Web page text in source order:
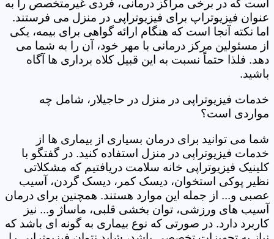
است که در برخی مراکز درمانی، فردی غیرمتخصص را به
عنوان فیزیوتراپ برای فیزیوتراپی در منزل می فرستند.
اما نکته آنجا است که هنگام ارائه گواهی برای بیمه، یکی
از مسئولین مرکز درمانی با مهر خود، آن را به شما می
دهد. فلذا حتماً نسبت به این قبیل کلاه برداری ها آگاه
باشید.
خدمات فیزیوتراپی در منزل در حاجیلار، شامل چه
مواردی است؟
شما می توانید برای درمان بسیاری از بیماری ها از
خدمات فیزیوتراپی در منزل استفاده کنید. در گفتگو با
کلینیک فیزیوتراپی خانه سلامت دریافتیم که مشکلاتی
نظیر پوکی استخوان، دیسک کمر، دیسک گردن، آسیب
عصبی و... از جمله این موارد هستند. همچنین برای درمان
آسیب های ورزشی، توان بخشی قلبی، ماساژ و... نیز
کاربرد دارد. در صورتی که نوع بیماری به گونه ای باشد که